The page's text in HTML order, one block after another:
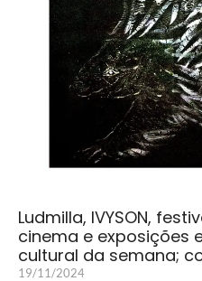
Ludmilla, IVYSON,
cinema e exposições
cultural da semana;
19/11/2024